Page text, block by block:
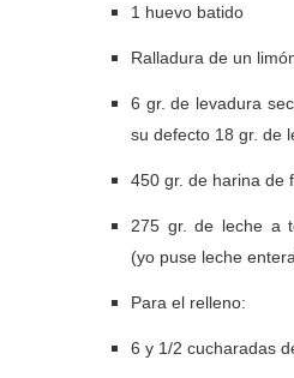
1 huevo batido
Ralladura de un
6 gr. de levadura
su defecto 18 gr. de
450 gr. de harina de
275 gr. de leche a
(yo puse leche
Para el relleno:
6 y 1/2 cucharadas